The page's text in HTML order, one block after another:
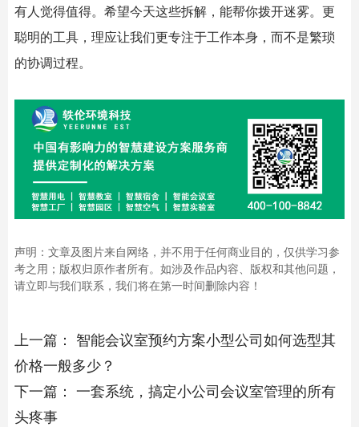
有人觉得值得。希望今天这些拆解，能帮你拨开迷雾。更
聪明的工具，理应让我们更专注于工作本身，而不是繁琐
的协调过程。
声明：文章及图片来自网络，并不用于任何商业目的，仅供学习参
考之用；版权归原作者所有。如涉及作品内容、版权和其他问题，
请立即与我们联系，我们将在第一时间删除内容！
上一篇： 智能会议室预约方案小型公司如何选型其
价格一般多少？
下一篇： 一套系统，搞定小公司会议室管理的所有
头疼事